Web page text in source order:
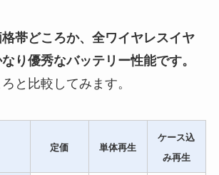
格帯どころか、全ワイヤレスイヤ
り優秀なバッテリー性能です。
と比較してみます。
定価 単体再生
ケース込
み再生